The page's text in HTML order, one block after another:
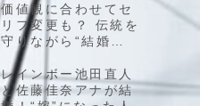
価値観に合わせてセ
リフ変更も？ 伝統を
守りながら“結婚
観”や人間関係の描き
方をアップデートす
る理由
レインボー池田直人
と佐藤佳奈アナが結